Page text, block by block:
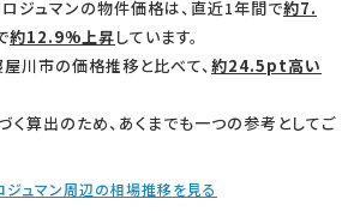
ジュマンの物件価格は、直近1年間で約7.
約12.9%上昇しています。
川市の価格推移と比べて、約24.5pt高い
算出のため、あくまでも一つの参考としてご
ジュマン周辺の相場推移を見る